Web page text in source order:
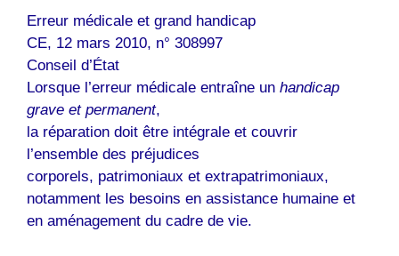
Erreur médicale et grand handicap
CE, 12 mars 2010, n° 308997
Conseil d’État
Lorsque l’erreur médicale entraîne un handicap
grave et permanent,
la réparation doit être intégrale et couvrir
l’ensemble des préjudices
corporels, patrimoniaux et extrapatrimoniaux,
notamment les besoins en assistance humaine et
en aménagement du cadre de vie.